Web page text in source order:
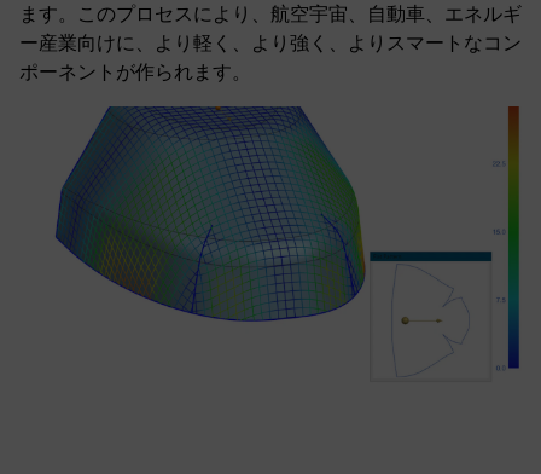
ます。このプロセスにより、航空宇宙、自動車、エネルギ
ー産業向けに、より軽く、より強く、よりスマートなコン
ポーネントが作られます。